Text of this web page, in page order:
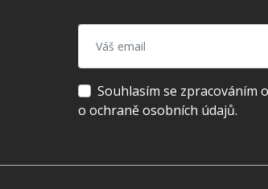
Souhlasím se zpracováním
o ochraně osobních údajů.